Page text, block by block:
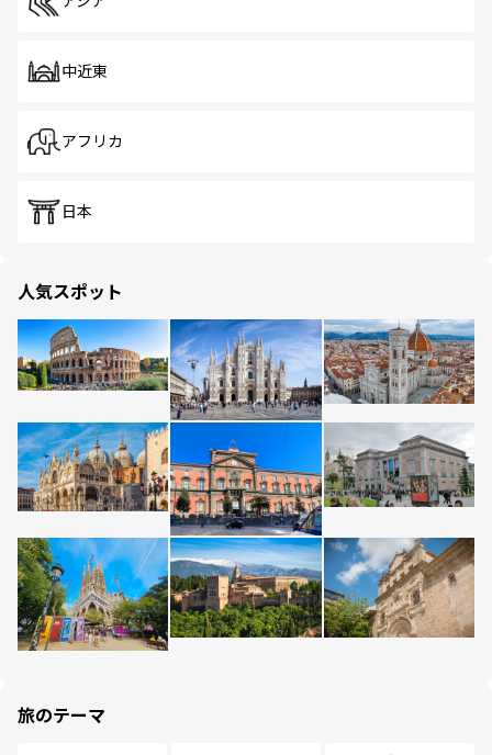
中近東
アフリカ
日本
人気スポット
旅のテーマ